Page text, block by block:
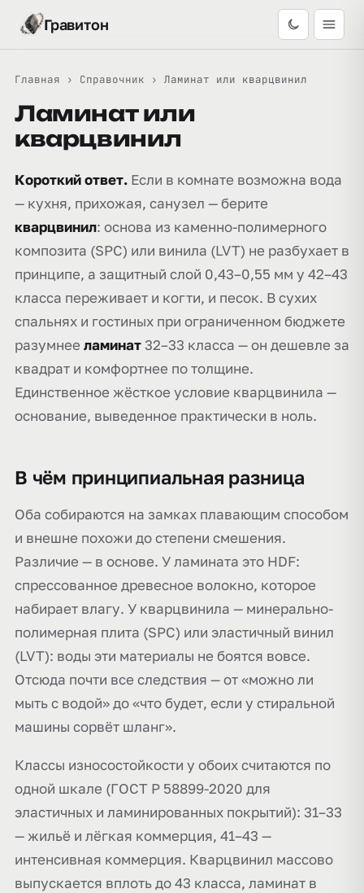
Гравитон
Главная › Справочник › Ламинат или кварцвинил
Ламинат или
кварцвинил
Короткий ответ. Если в комнате возможна вода
— кухня, прихожая, санузел — берите
кварцвинил: основа из каменно-полимерного
композита (SPC) или винила (LVT) не разбухает в
принципе, а защитный слой 0,43–0,55 мм у 42–43
класса переживает и когти, и песок. В сухих
спальнях и гостиных при ограниченном бюджете
разумнее ламинат 32–33 класса — он дешевле за
квадрат и комфортнее по толщине.
Единственное жёсткое условие кварцвинила —
основание, выведенное практически в ноль.
В чём принципиальная разница
Оба собираются на замках плавающим способом
и внешне похожи до степени смешения.
Различие — в основе. У ламината это HDF:
спрессованное древесное волокно, которое
набирает влагу. У кварцвинила — минерально-
полимерная плита (SPC) или эластичный винил
(LVT): воды эти материалы не боятся вовсе.
Отсюда почти все следствия — от «можно ли
мыть с водой» до «что будет, если у стиральной
машины сорвёт шланг».
Классы износостойкости у обоих считаются по
одной шкале (ГОСТ Р 58899-2020 для
эластичных и ламинированных покрытий): 31–33
— жильё и лёгкая коммерция, 41–43 —
интенсивная коммерция. Кварцвинил массово
выпускается вплоть до 43 класса, ламинат в